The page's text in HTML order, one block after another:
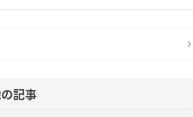
記事